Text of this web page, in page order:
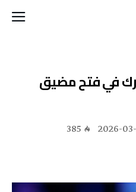
في فتح مضيق
2026-
385